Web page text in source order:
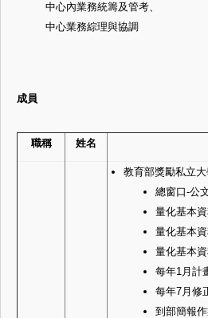
中心內業務統籌及管考、
中心業務綜理與協調
成員
職稱 姓名
教育部獎勵私立
總窗口-公
量化基本
量化基本
量化基本
每年1月計
每年7月修
到部簡報